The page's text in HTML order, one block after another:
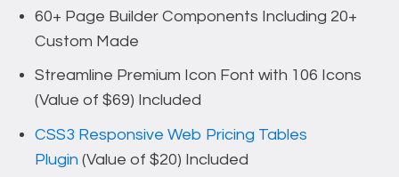
60+ Page Builder Components Including 20+
Custom Made
Streamline Premium Icon Font with 106 Icons
(Value of $69) Included
CSS3 Responsive Web Pricing Tables
Plugin (Value of $20) Included